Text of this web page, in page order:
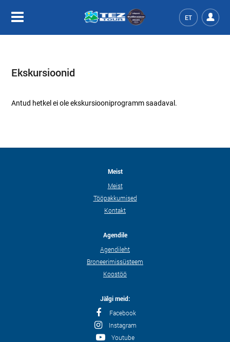
ET
Ekskursioonid
Antud hetkel ei ole ekskursiooniprogramm saadaval.
Meist
Meist
Tööpakkumised
Kontakt
Agendile
Agendileht
Broneerimissüsteem
Koostöö
Jälgi meid:
Facebook
Instagram
Youtube